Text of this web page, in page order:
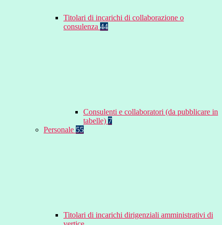
Titolari di incarichi di collaborazione o
consulenza 44
Consulenti e collaboratori (da pubblicare in
tabelle) 7
Personale 55
Titolari di incarichi dirigenziali amministrativi di